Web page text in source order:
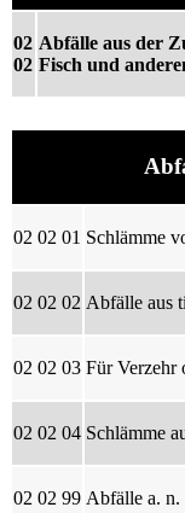
02
02
Abfälle aus der
Fisch und
02 02 01 Schlämme
02 02 02 Abfälle aus
02 02 03 Für Verzehr
02 02 04 Schlämme
02 02 99 Abfälle a. n.